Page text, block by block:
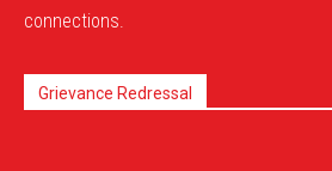
connections.
Grievance Redressal